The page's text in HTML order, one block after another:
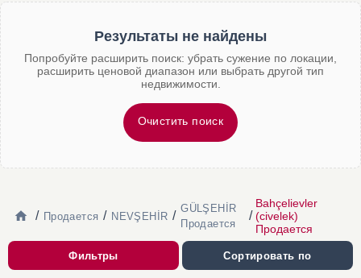
Результаты не найдены
Попробуйте расширить поиск: убрать сужение по локации,
расширить ценовой диапазон или выбрать другой тип
недвижимости.
Очистить поиск
/ Продается / NEVŞEHİR /
GÜLŞEHİR
Продается
/
Bahçelievler
(civelek)
Продается
Фильтры Сортировать по